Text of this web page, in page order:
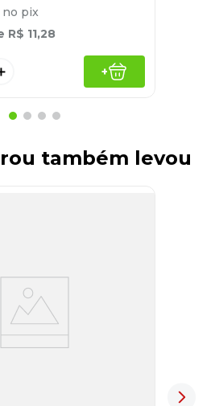
no pix
R$ 11,28
+
também levou